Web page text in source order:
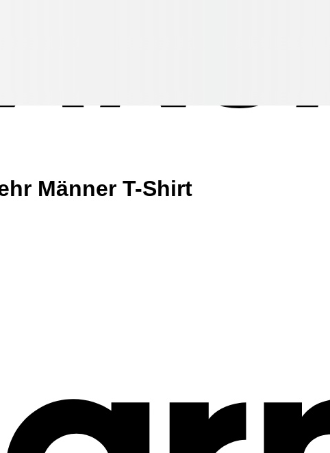
Männer T-Shirt